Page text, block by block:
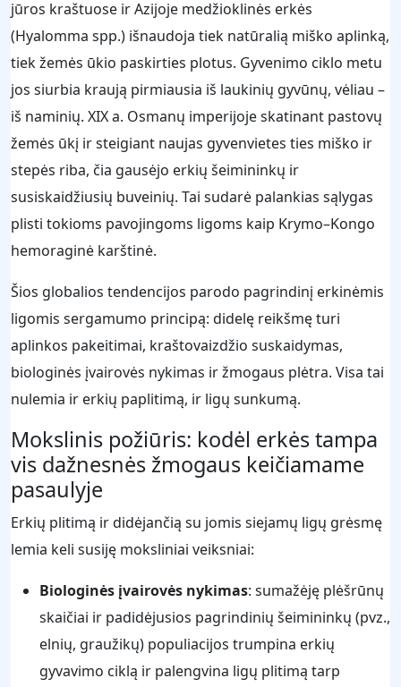
jūros kraštuose ir Azijoje medžioklinės erkės
(Hyalomma spp.) išnaudoja tiek natūralią miško aplinką,
tiek žemės ūkio paskirties plotus. Gyvenimo ciklo metu
jos siurbia kraują pirmiausia iš laukinių gyvūnų, vėliau –
iš naminių. XIX a. Osmanų imperijoje skatinant pastovų
žemės ūkį ir steigiant naujas gyvenvietes ties miško ir
stepės riba, čia gausėjo erkių šeimininkų ir
susiskaidžiusių buveinių. Tai sudarė palankias sąlygas
plisti tokioms pavojingoms ligoms kaip Krymo–Kongo
hemoraginė karštinė.
Šios globalios tendencijos parodo pagrindinį erkinėmis
ligomis sergamumo principą: didelę reikšmę turi
aplinkos pakeitimai, kraštovaizdžio suskaidymas,
biologinės įvairovės nykimas ir žmogaus plėtra. Visa tai
nulemia ir erkių paplitimą, ir ligų sunkumą.
Mokslinis požiūris: kodėl erkės tampa
vis dažnesnės žmogaus keičiamame
pasaulyje
Erkių plitimą ir didėjančią su jomis siejamų ligų grėsmę
lemia keli susiję moksliniai veiksniai:
Biologinės įvairovės nykimas: sumažėję plėšrūnų
skaičiai ir padidėjusios pagrindinių šeimininkų (pvz.,
elnių, graužikų) populiacijos trumpina erkių
gyvavimo ciklą ir palengvina ligų plitimą tarp